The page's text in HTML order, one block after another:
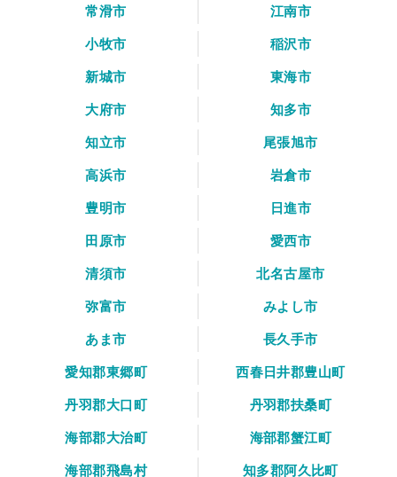
常滑市
江南市
小牧市
稲沢市
新城市
東海市
大府市
知多市
知立市
尾張旭市
高浜市
岩倉市
豊明市
日進市
田原市
愛西市
清須市
北名古屋市
弥富市
みよし市
あま市
長久手市
愛知郡東郷町
西春日井郡豊山町
丹羽郡大口町
丹羽郡扶桑町
海部郡大治町
海部郡蟹江町
海部郡飛島村
知多郡阿久比町